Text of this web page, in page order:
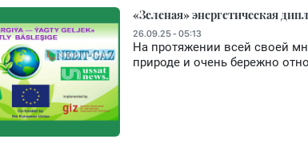
«Зеленая» энергетическая
26.09.25 - 05:13
На протяжении всей своей
природе и очень бережно